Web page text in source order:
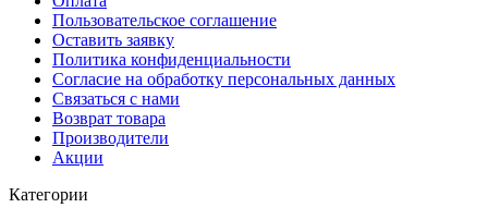
Пользовательское соглашение
Оставить заявку
Политика конфиденциальности
Согласие на обработку персональных данных
Связаться с нами
Возврат товара
Производители
Акции
Категории